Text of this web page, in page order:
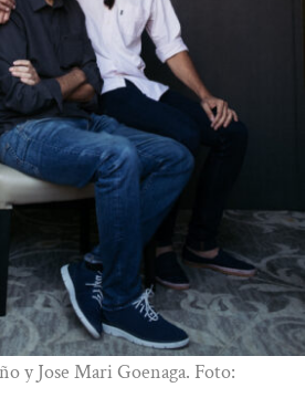
y Jose Mari Goenaga. Foto: